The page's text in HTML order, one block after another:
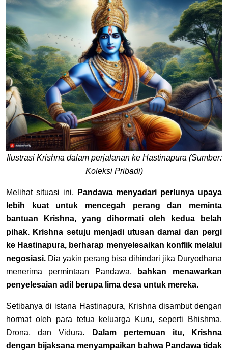
Ilustrasi Krishna dalam perjalanan ke Hastinapura (Sumber:
Koleksi Pribadi)
Melihat situasi ini,
Pandawa menyadari perlunya upaya
lebih kuat untuk mencegah perang dan meminta
bantuan Krishna, yang dihormati oleh kedua belah
pihak. Krishna setuju menjadi utusan damai dan pergi
ke Hastinapura, berharap menyelesaikan konflik melalui
negosiasi. Dia yakin perang bisa dihindari jika Duryodhana
menerima permintaan Pandawa,
bahkan menawarkan
penyelesaian adil berupa lima desa untuk mereka.
Setibanya di istana Hastinapura, Krishna disambut dengan
hormat oleh para tetua keluarga Kuru, seperti Bhishma,
Drona, dan Vidura.
Dalam pertemuan itu, Krishna
dengan bijaksana menyampaikan bahwa Pandawa tidak